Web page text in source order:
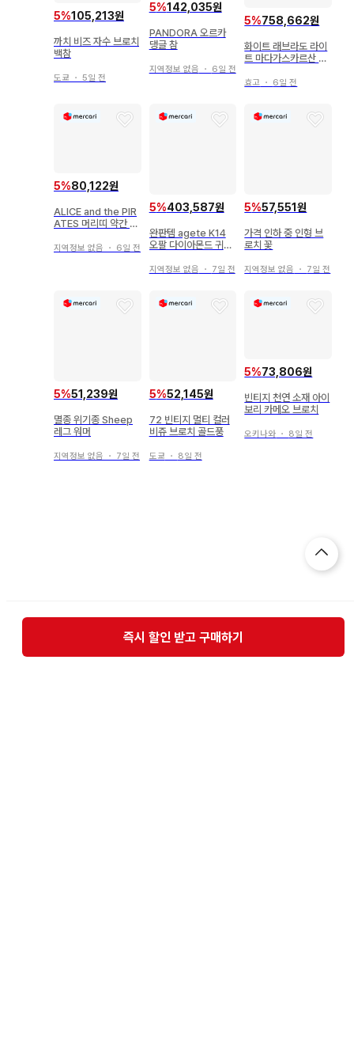
5%105,213원
까치 비즈 자수 브로치
백참
도쿄 ・ 5일 전
5%142,035원
PANDORA 오르카
댕글 참
지역정보 없음 ・ 6일 전
5%758,662원
화이트 래브라도 라이
트 마다가스카르산 팔
효고 ・ 6일 전
5%80,122원
ALICE and the PIR
ATES 머리띠 약간 얼
지역정보 없음 ・ 6일 전
5%403,587원
완판템 agete K14
오팔 다이아몬드 귀걸
지역정보 없음 ・ 7일 전
5%57,551원
가격 인하 중 인형 브
로치 꽃
지역정보 없음 ・ 7일 전
5%51,239원
멸종 위기종 Sheep
레그 워머
지역정보 없음 ・ 7일 전
5%52,145원
72 빈티지 멀티 컬러
비쥬 브로치 골드풍
도쿄 ・ 8일 전
5%73,806원
빈티지 천연 소재 아이
보리 카메오 브로치
오키나와 ・ 8일 전
즉시 할인 받고 구매하기